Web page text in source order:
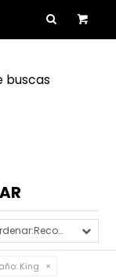
buscas
Recomendados
King